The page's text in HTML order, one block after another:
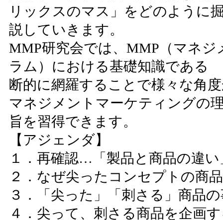
リックスのマス」をどのように
説していきます。
MMP研究会では、MMP（マネ
ラム）における基礎知識である
断的に網羅することで様々な角
マネジメントマーケティングの
旨を習得できます。
【アジェンダ】
１．再確認…「製品と商品の違
２．なぜ尖ったコンセプトの商
３．「尖った」「刺さる」商品
４．尖って、刺さる商品を企画